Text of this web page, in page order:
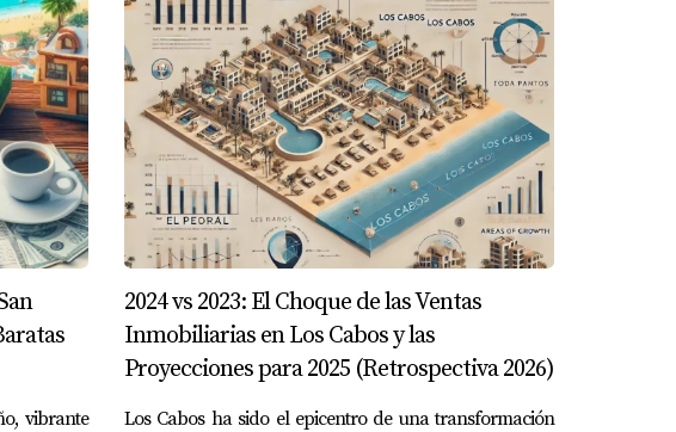
vibrante
2024 vs 2023: El Choque de las Ventas
Inmobiliarias en Los Cabos y las
Proyecciones para 2025 (Retrospectiva 2026)
Los Cabos ha sido el epicentro de una transformación